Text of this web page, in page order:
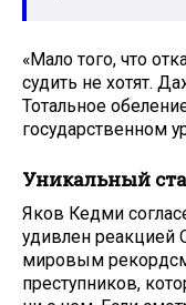
«Мало того, что
судить не хотят.
Тотальное
государственном
Уникальный
Яков Кедми
удивлен реакцией
мировым
преступников,